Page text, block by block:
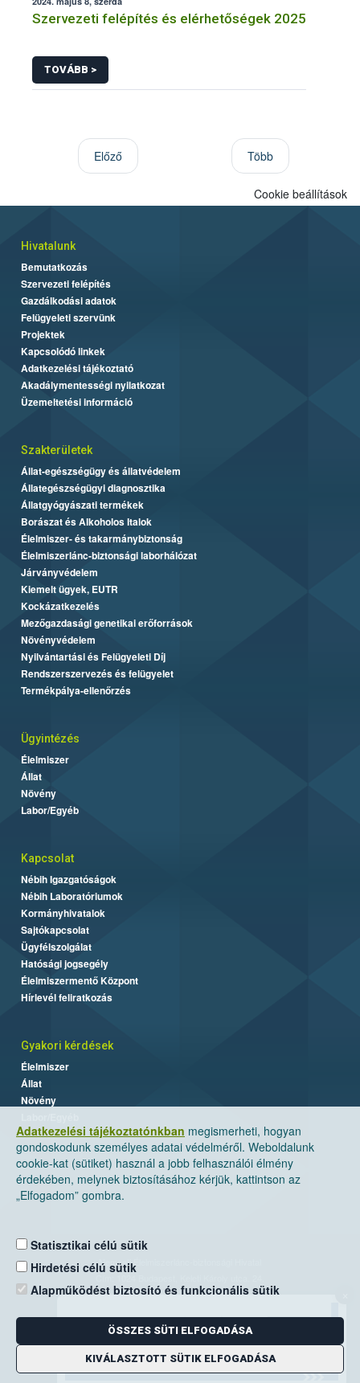
Szervezeti felépítés és elérhetőségek 2025
TOVÁBB >
Előző Több
Adatkezelési tájékoztatónkban megismerheti, hogyan
gondoskodunk személyes adatai védelméről. Weboldalunk
cookie-kat (sütiket) használ a jobb felhasználói élmény
érdekében, melynek biztosításához kérjük, kattintson az
„Elfogadom” gombra.
Statisztikai célú sütik
Hirdetési célú sütik
Alapműködést biztosító és funkcionális sütik
ÖSSZES SÜTI ELFOGADÁSA
KIVÁLASZTOTT SÜTIK ELFOGADÁSA
Cookie beállítások
Hivatalunk
Bemutatkozás
Szervezeti felépítés
Gazdálkodási adatok
Felügyeleti szervünk
Projektek
Kapcsolódó linkek
Adatkezelési tájékoztató
Akadálymentességi nyilatkozat
Üzemeltetési információ
Szakterületek
Állat-egészségügy és állatvédelem
Állategészségügyi diagnosztika
Állatgyógyászati termékek
Borászat és Alkoholos Italok
Élelmiszer- és takarmánybiztonság
Élelmiszerlánc-biztonsági laborhálózat
Járványvédelem
Kiemelt ügyek, EUTR
Kockázatkezelés
Mezőgazdasági genetikai erőforrások
Növényvédelem
Nyilvántartási és Felügyeleti Díj
Rendszerszervezés és felügyelet
Termékpálya-ellenőrzés
Ügyintézés
Élelmiszer
Állat
Növény
Labor/Egyéb
Kapcsolat
Nébih Igazgatóságok
Nébih Laboratóriumok
Kormányhivatalok
Sajtókapcsolat
Ügyfélszolgálat
Hatósági jogsegély
Élelmiszermentő Központ
Hírlevél feliratkozás
Gyakori kérdések
Élelmiszer
Állat
Növény
Nemzeti Élelmiszerlánc-biztonsági Hivatal
Levelezési cím: 1525 Budapest. Pf. 30.
E-mail:ugyfelszolgalat@nebih.gov.hu
Zöld szám: 06-80/263-244
Telefon: 06-1/ 336-9000